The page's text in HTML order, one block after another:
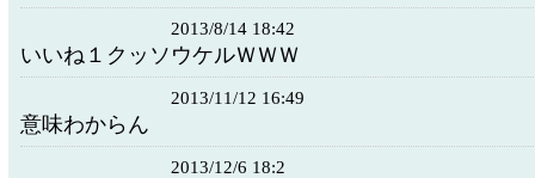
2013/8/14 18:42
いいね１クッソウケルＷＷＷ
2013/11/12 16:49
意味わからん
2013/12/6 18:2